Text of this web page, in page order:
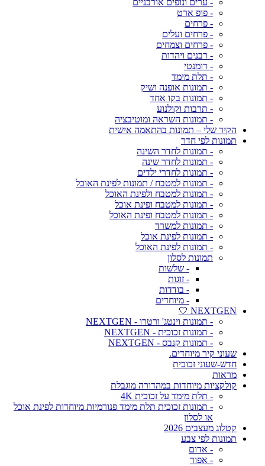
- ערים ונופים אורבניים
- פופ ארט
- פרחים
- פרחים ועלים
- פרחים וצמחים
- רבנים ויהדות
- רומנטי
- תלת מימד
- תמונות אופנה ושיק
- תמונות בקו אחד
- תרבות וקולנוע
- תמונות השראה ומוטיבציה
הקיר שלי – תמונות בהתאמה אישית
תמונות לפי חדר
- תמונות לחדר השינה
- תמונות לחדר שינה
- תמונות לחדרי ילדים
- תמונות למטבח / תמונות לפינת האוכל
- תמונות למטבח ולפינת האוכל
- תמונות למטבח ופינת אוכל
- תמונות למטבח ופינת האוכל
- תמונות למשרד
- תמונות לפינת אוכל
- תמונות לפינת האוכל
תמונות לסלון
- שלשות
- זוגות
- בודדות
- מיוחדים
NEXTGEN 🤍
- תמונות וינטג' ורטרו - NEXTGEN
- תמונות זכוכית - NEXTGEN
- תמונות קנבס - NEXTGEN
שעוני קיר מיוחדים.
חדש-שעוני זכוכית
מראות
קולקציות מיוחדות במהדורה מוגבלת
- תלת מימד על זכוכית 4K
- תמונות זכוכית תלת מימד פנורמיות מיוחדות לפינת אוכל
או לסלון
קטלוג מעצבים 2026
תמונות לפי צבע
- אדום
- אפור